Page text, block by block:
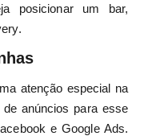
posicionar um bar,
atenção especial na
anúncios para esse
e Google Ads.